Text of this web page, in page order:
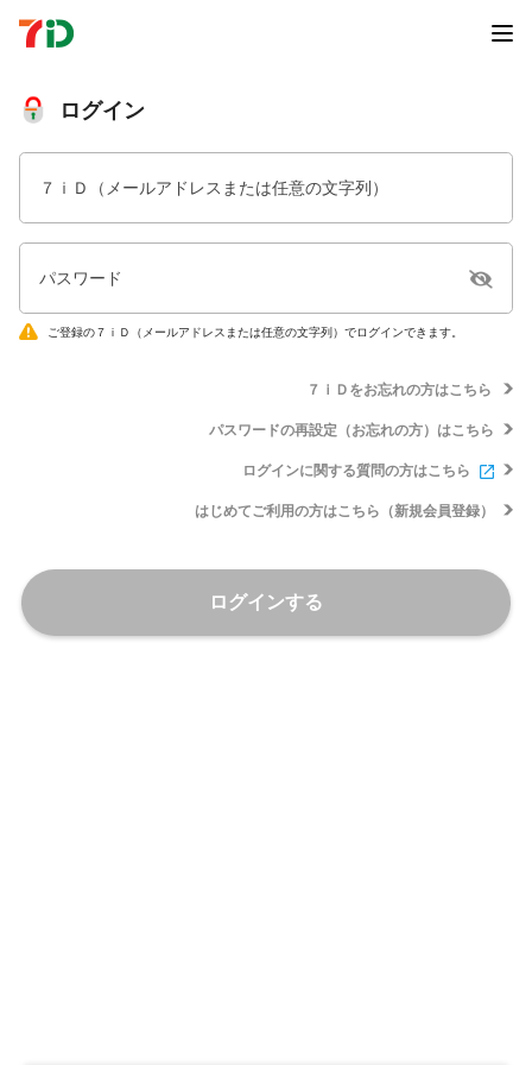
ログイン
７ｉＤ（メールアドレスまたは任意の文字列）
パスワード
ご登録の７ｉＤ（メールアドレスまたは任意の文字列）でログインできます。
７ｉＤをお忘れの方はこちら
パスワードの再設定（お忘れの方）はこちら
ログインに関する質問の方はこちら
はじめてご利用の方はこちら（新規会員登録）
ログインする